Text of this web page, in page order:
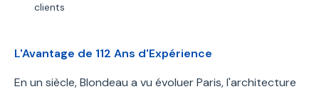
clients
L'Avantage de 112 Ans d'Expérience
En un siècle, Blondeau a vu évoluer Paris, l'architecture